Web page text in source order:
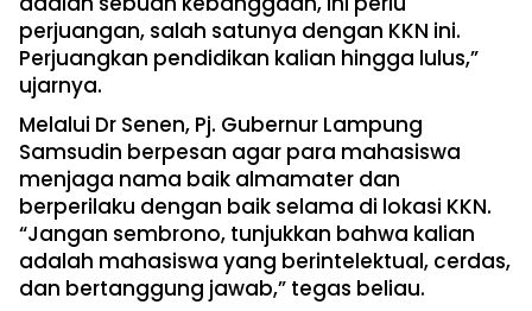
perjuangan, salah satunya dengan KKN ini.
Perjuangkan pendidikan kalian hingga lulus,”
ujarnya.
Melalui Dr Senen, Pj. Gubernur Lampung
Samsudin berpesan agar para mahasiswa
menjaga nama baik almamater dan
berperilaku dengan baik selama di lokasi KKN.
“Jangan sembrono, tunjukkan bahwa kalian
adalah mahasiswa yang berintelektual, cerdas,
dan bertanggung jawab,” tegas beliau.